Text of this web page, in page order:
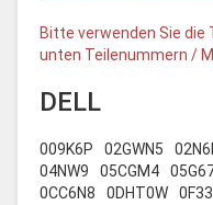
Bitte verwenden Sie
unten Teilenummern /
DELL
009K6P 02GWN5
04NW9
05CGM4
0CC6N8
0DHT0W